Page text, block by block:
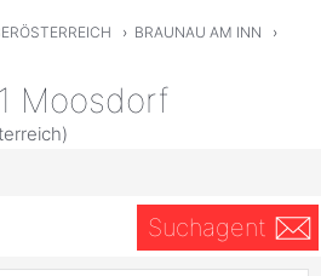
› BRAUNAU AM INN
›
Moosdorf
Suchagent